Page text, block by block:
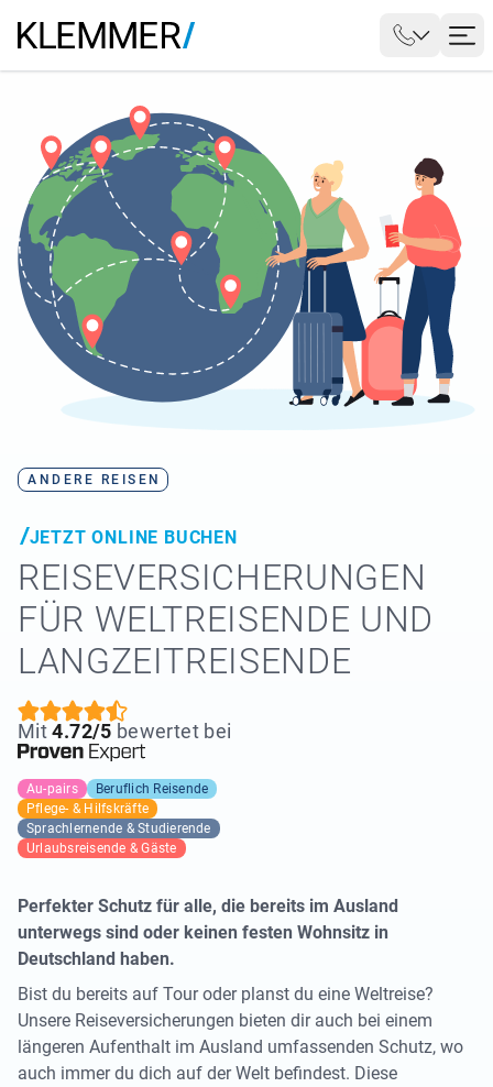
ANDERE REISEN
JETZT ONLINE BUCHEN
REISE­VERSICHERUNGEN
FÜR WELTREISENDE UND
LANGZEITREISENDE
Mit4.72/5 bewertet bei
Au-pairs
Beruflich Reisende
Pflege- & Hilfskräfte
Sprachlernende & Studierende
Urlaubsreisende & Gäste
Perfekter Schutz für alle, die bereits im Ausland
unterwegs sind oder keinen festen Wohnsitz in
Deutschland haben.
Bist du bereits auf Tour oder planst du eine Weltreise?
Unsere Reiseversicherungen bieten dir auch bei einem
längeren Aufenthalt im Ausland umfassenden Schutz, wo
auch immer du dich auf der Welt befindest. Diese